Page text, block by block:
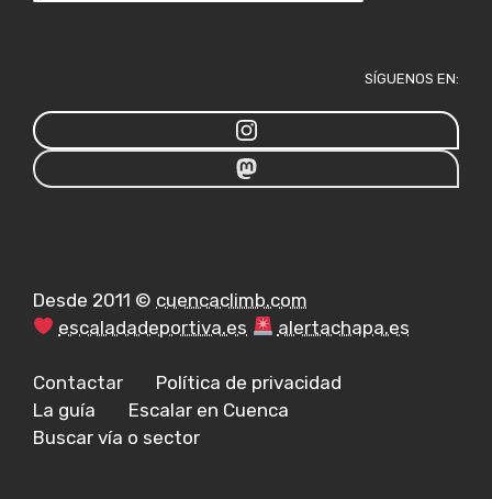
SÍGUENOS EN:
Desde 2011 © cuencaclimb.com
escaladadeportiva.es
alertachapa.es
Contactar
Política de privacidad
La guía
Escalar en Cuenca
Buscar vía o sector